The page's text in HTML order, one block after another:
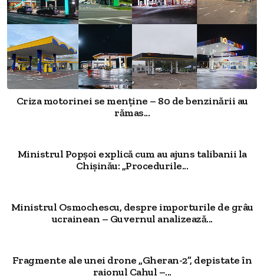
Criza motorinei se menține – 80 de benzinării au
rămas...
Ministrul Popșoi explică cum au ajuns talibanii la
Chișinău: „Procedurile...
Ministrul Osmochescu, despre importurile de grâu
ucrainean – Guvernul analizează...
Fragmente ale unei drone „Gheran-2”, depistate în
raionul Cahul –...